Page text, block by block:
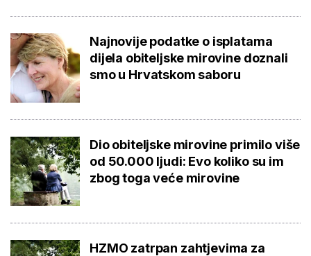
Najnovije podatke o isplatama
dijela obiteljske mirovine doznali
smo u Hrvatskom saboru
Dio obiteljske mirovine primilo više
od 50.000 ljudi: Evo koliko su im
zbog toga veće mirovine
HZMO zatrpan zahtjevima za